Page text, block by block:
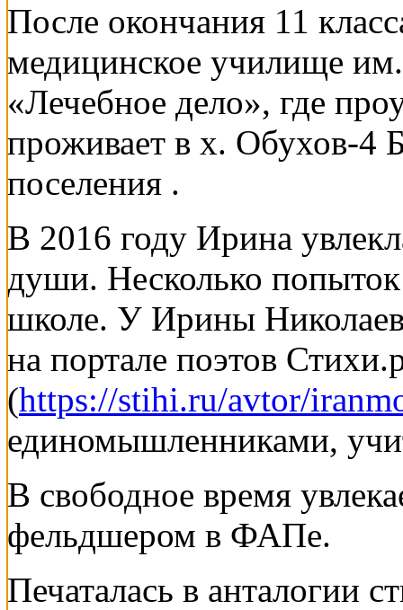
После окончания 11
медицинское училище
«Лечебное дело», где
проживает в х. Обухов-4
поселения .
В 2016 году Ирина
души. Несколько
школе. У Ирины
на портале поэтов
(https://stihi.ru/avtor/
единомышленниками,
В свободное время
фельдшером в ФАПе.
Печаталась в анталогии